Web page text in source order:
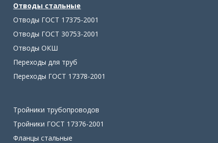
Отводы стальные
Отводы ГОСТ 17375-2001
Отводы ГОСТ 30753-2001
Отводы ОКШ
Переходы для труб
Переходы ГОСТ 17378-2001
Тройники трубопроводов
Тройники ГОСТ 17376-2001
Фланцы стальные